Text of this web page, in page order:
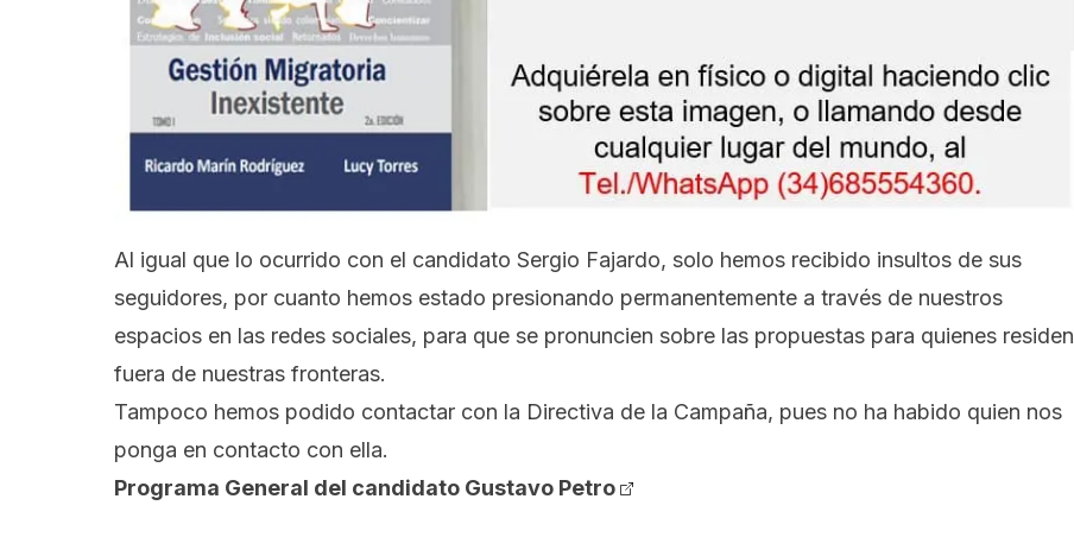
Al igual que lo ocurrido con el candidato Sergio Fajardo, solo hemos recibido insultos de sus
seguidores, por cuanto hemos estado presionando permanentemente a través de nuestros
espacios en las redes sociales, para que se pronuncien sobre las propuestas para quienes residen
fuera de nuestras fronteras.
Tampoco hemos podido contactar con la Directiva de la Campaña, pues no ha habido quien nos
ponga en contacto con ella.
Programa General del candidato Gustavo Petro